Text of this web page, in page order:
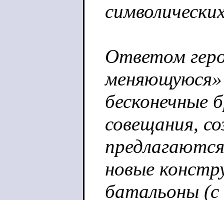
Ответом
меняющуюся»
бесконечные
совещания,
новые
батальоны (с